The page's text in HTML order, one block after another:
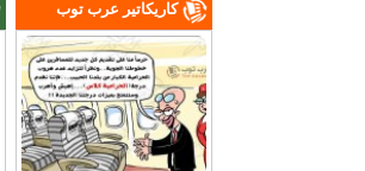
كاريكاتير عرب توب